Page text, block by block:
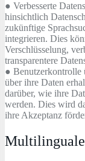
● Verbesserte
hinsichtlich
zukünftige
integrieren. Dies
Verschlüsselung,
transparentere
● Benutzerkontrolle
über ihre Daten
darüber, wie ihre
werden. Dies wird
ihre Akzeptanz